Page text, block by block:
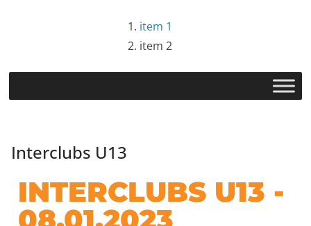
item 1
item 2
Interclubs U13
INTERCLUBS U13 -